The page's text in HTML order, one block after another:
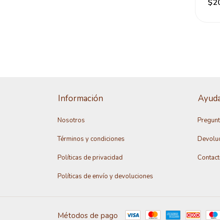
Información
Nosotros
Términos y condiciones
Políticas de privacidad
Políticas de envío y devoluciones
Métodos de pago